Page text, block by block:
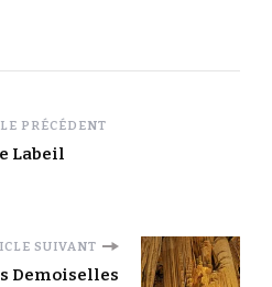
PRÉCÉDENT
Labeil
SUIVANT
Demoiselles